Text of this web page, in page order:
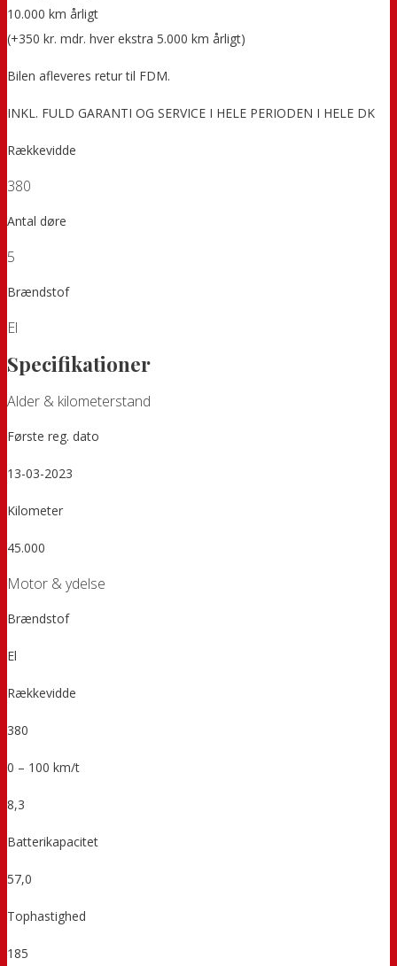
10.000 km årligt
(+350 kr. mdr. hver ekstra 5.000 km årligt)
Bilen afleveres retur til FDM.
INKL. FULD GARANTI OG SERVICE I HELE PERIODEN I HELE DK
Rækkevidde
380
Antal døre
5
Brændstof
El
Specifikationer
Alder & kilometerstand
Første reg. dato
13-03-2023
Kilometer
45.000
Motor & ydelse
Brændstof
El
Rækkevidde
380
0 – 100 km/t
8,3
Batterikapacitet
57,0
Tophastighed
185